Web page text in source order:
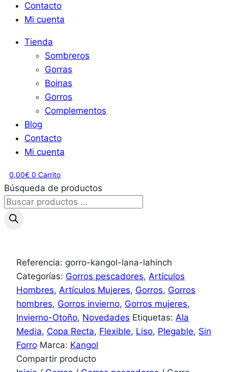
Contacto
Mi cuenta
Tienda
Sombreros
Gorras
Boinas
Gorros
Complementos
Blog
Contacto
Mi cuenta
0,00€ 0 Carrito
Búsqueda de productos
Referencia: gorro-kangol-lana-lahinch
Categorías: Gorros pescadores, Artículos
Hombres, Artículos Mujeres, Gorros, Gorros
hombres, Gorros invierno, Gorros mujeres,
Invierno-Otoño, Novedades Etiquetas: Ala
Media, Copa Recta, Flexible, Liso, Plegable, Sin
Forro Marca: Kangol
Compartir producto